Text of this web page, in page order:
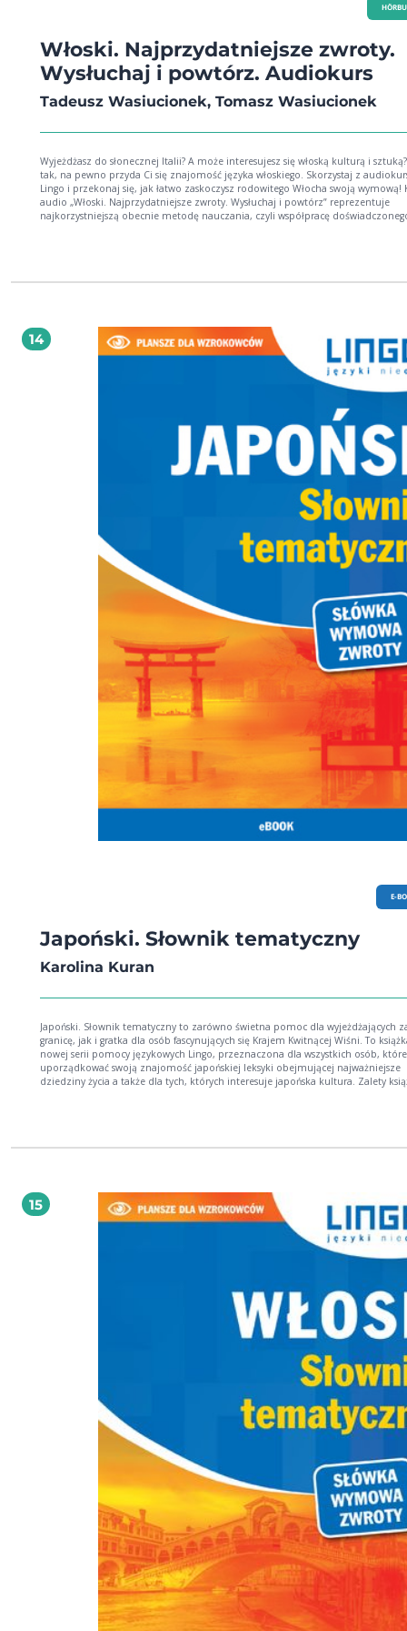
Włoski. Najprzydatniejsze zwroty.
Wysłuchaj i powtórz. Audiokurs
Tadeusz Wasiucionek, Tomasz Wasiucionek
Wyjeżdżasz do słonecznej Italii? A może interesujesz się włoską kulturą i
tak, na pewno przyda Ci się znajomość języka włoskiego. Skorzystaj z
Lingo i przekonaj się, jak łatwo zaskoczysz rodowitego Włocha swoją wymową! Kurs
audio „Włoski. Najprzydatniejsze zwroty. Wysłuchaj i powtórz” reprezentuje
najkorzystniejszą obecnie metodę nauczania, czyli współpracę
ważnych sytuacjach. Zdania wypowiadane dwa razy pozwolą na lepsze ich
zwrotów z tłumaczeniami - Rozumienie ze słuchu - Żywy, współczesny język -
native speakerka i polski lektor Tak mówią rodowici Włosi. Nie bój się po nich
powtarzać!
14
E-
Japoński. Słownik tematyczny
Karolina Kuran
Japoński. Słownik tematyczny to zarówno świetna pomoc dla wyjeżdżających
granicę, jak i gratka dla osób fascynujących się Krajem Kwitnącej Wiśni. To
nowej serii pomocy językowych Lingo, przeznaczona dla wszystkich osób,
uporządkować swoją znajomość japońskiej leksyki obejmującej najważniejsze
dziedziny życia a także dla tych, których interesuje japońska kultura. Zalety książki:
planszach.
15